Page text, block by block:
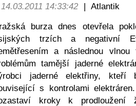
14.03.2011 14:33:42 | Atlantik
burza dnes otevřela
trzích a negativní
a následnou
tamější jaderné
jaderné elektřiny, kteří
s kontrolami
kroky k prodloužení